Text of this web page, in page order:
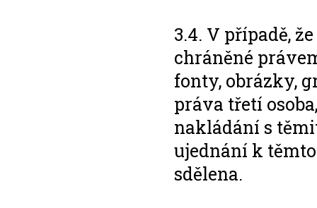
3.4. V případě,
chráněné
fonty, obrázky,
práva třetí
nakládání s
ujednání k
sdělena.